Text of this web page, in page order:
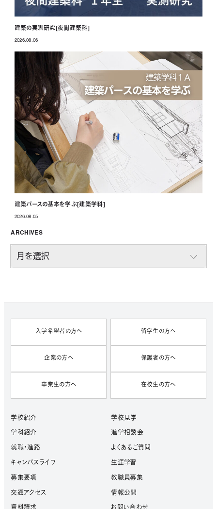
建築の実測研究[夜間建築科]
2026.08.06
建築パースの基本を学ぶ[建築学科]
2026.08.05
ARCHIVES
入学希望者の方へ 留学生の方へ
企業の方へ 保護者の方へ
卒業生の方へ 在校生の方へ
学校紹介
学科紹介
就職・進路
キャンパスライフ
募集要項
交通アクセス
資料請求
学校見学
進学相談会
よくあるご質問
生涯学習
教職員募集
情報公開
お問い合わせ